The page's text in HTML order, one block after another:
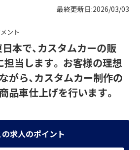
最終更新日:2026/03/03
ント
本で、カスタムカーの販
担当します。 お客様の理想
がら、カスタムカー制作の
品車仕上げを行います。
の求人のポイント